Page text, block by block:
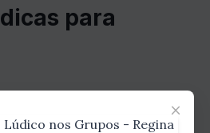
para
lúdicas que podem
Algumas das
×